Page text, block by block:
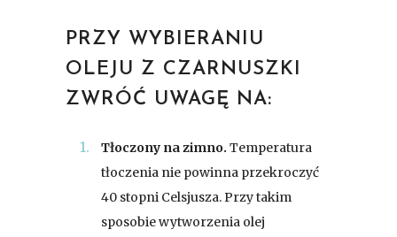
PRZY WYBIERANIU
OLEJU Z CZARNUSZKI
ZWRÓĆ UWAGĘ NA:
Tłoczony na zimno. Temperatura
tłoczenia nie powinna przekroczyć
40 stopni Celsjusza. Przy takim
sposobie wytworzenia olej